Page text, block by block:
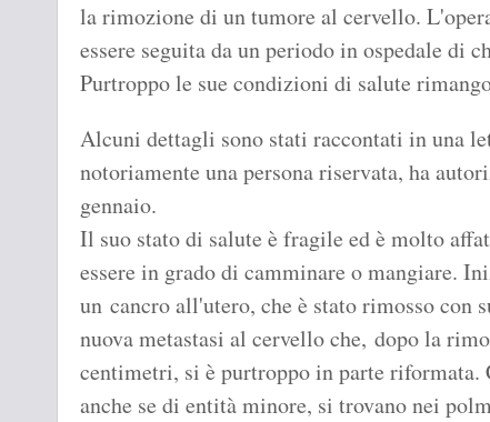
la rimozione di un tumore al cervello.
essere seguita da un periodo in ospedale di
Purtroppo le sue condizioni di salute
Alcuni dettagli sono stati raccontati in una
notoriamente una persona riservata, ha
gennaio.
Il suo stato di salute è fragile ed è molto
essere in grado di camminare o mangiare.
un cancro all'utero, che è stato rimosso con
nuova metastasi al cervello che, dopo la
centimetri, si è purtroppo in parte riformata.
anche se di entità minore, si trovano nei